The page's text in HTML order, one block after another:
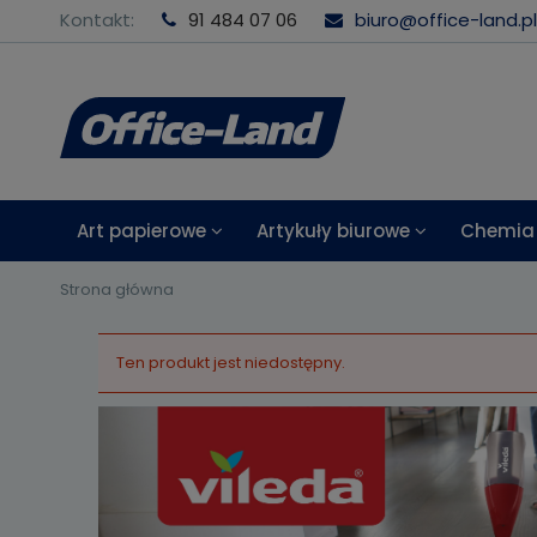
Kontakt: 91 484 07 06 biuro@office-land.pl
Art papierowe Artykuły biurowe
Strona główna
Ten produkt jest niedostępny.